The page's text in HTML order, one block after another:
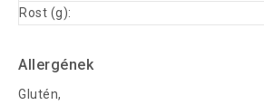
Rost (g):
Allergének
Glutén,